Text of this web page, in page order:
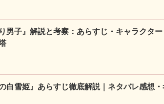
男子』解説と考察：あらすじ・キャラクタ
白雪姫』あらすじ徹底解説｜ネタバレ感想